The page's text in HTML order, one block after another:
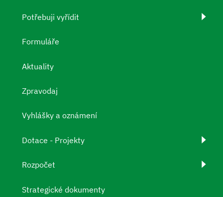
Potřebuji vyřídit
Formuláře
Aktuality
Zpravodaj
Vyhlášky a oznámení
Dotace - Projekty
Rozpočet
Strategické dokumenty